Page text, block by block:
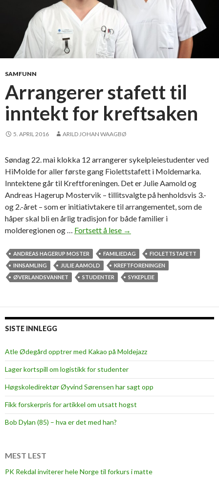
SAMFUNN
Arrangerer stafett til
inntekt for kreftsaken
5. APRIL 2016 ARILD JOHAN WAAGBØ
Søndag 22. mai klokka 12 arrangerer sykelpleiestudenter ved
HiMolde for aller første gang Fiolettstafett i Moldemarka.
Inntektene går til Kreftforeningen. Det er Julie Aamold og
Andreas Hagerup Mostervik – tillitsvalgte på henholdsvis 3.-
og 2.-året – som er initiativtakere til arrangementet, som de
håper skal bli en årlig tradisjon for både familier i
molderegionen og … Fortsett å lese A
r
a
n
t
a
e
t
n
→
ANDREAS HAGERUP MOSTER FAMILIEDAG
FIOLETTSTAFETT
INNSAMLING
JULIE AAMOLD
KREFTFORENINGEN
ØVERLANDSVANNET
STUDENTER SYKEPLEIE
SISTE INNLEGG
Atle Ødegård opptrer med Kakao på Moldejazz
Lager kortspill om logistikk for studenter
Høgskoledirektør Øyvind Sørensen har sagt opp
Fikk forskerpris for artikkel om utsatt hogst
Bob Dylan (85) – hva er det med han?
MEST LEST
PK Rekdal inviterer hele Norge til forkurs i matte